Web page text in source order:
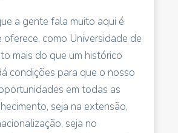
a gente fala muito aqui é
oferece, como Universidade de
mais do que um histórico
condições para que o nosso
em todas as
seja na extensão,
seja no